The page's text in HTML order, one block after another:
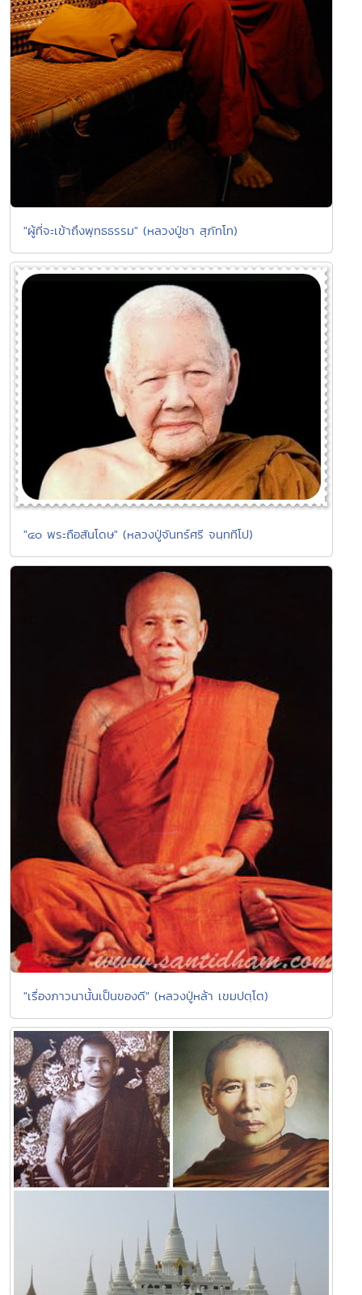
"ผู้ที่จะเข้าถึงพุทธธรรม" (หลวงปู่ชา สุภัทโท)
"๔๐ พระถือสันโดษ" (หลวงปู่จันทร์ศรี จนฺททีโป)
"เรื่องภาวนานั้นเป็นของดี" (หลวงปู่หล้า เขมปตฺโต)